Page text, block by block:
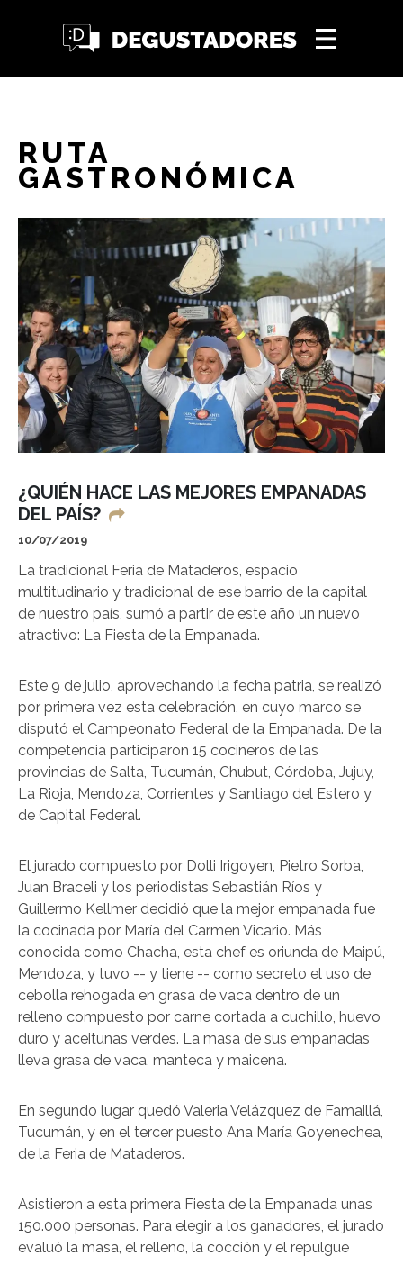
RUTA
GASTRONÓMICA
¿QUIÉN HACE LAS MEJORES EMPANADAS
DEL PAÍS?
10/07/2019
La tradicional Feria de Mataderos, espacio
multitudinario y tradicional de ese barrio de la capital
de nuestro país, sumó a partir de este año un nuevo
atractivo: La Fiesta de la Empanada.
Este 9 de julio, aprovechando la fecha patria, se realizó
por primera vez esta celebración, en cuyo marco se
disputó el Campeonato Federal de la Empanada. De la
competencia participaron 15 cocineros de las
provincias de Salta, Tucumán, Chubut, Córdoba, Jujuy,
La Rioja, Mendoza, Corrientes y Santiago del Estero y
de Capital Federal.
El jurado compuesto por Dolli Irigoyen, Pietro Sorba,
Juan Braceli y los periodistas Sebastián Ríos y
Guillermo Kellmer decidió que la mejor empanada fue
la cocinada por María del Carmen Vicario. Más
conocida como Chacha, esta chef es oriunda de Maipú,
Mendoza, y tuvo -- y tiene -- como secreto el uso de
cebolla rehogada en grasa de vaca dentro de un
relleno compuesto por carne cortada a cuchillo, huevo
duro y aceitunas verdes. La masa de sus empanadas
lleva grasa de vaca, manteca y maicena.
En segundo lugar quedó Valeria Velázquez de Famaillá,
Tucumán, y en el tercer puesto Ana María Goyenechea,
de la Feria de Mataderos.
Asistieron a esta primera Fiesta de la Empanada unas
150.000 personas. Para elegir a los ganadores, el jurado
evaluó la masa, el relleno, la cocción y el repulgue